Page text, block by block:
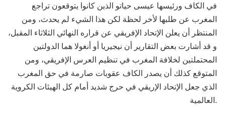
في الكاف ورئيسها عيسى حياتو الذين كانوا يتوقعون تراجع
المغرب عن طلبها لأخر لحظة لكن هذا الشيء لم يحدث، ومن
المنتظر أن يعلن الإتحاد الإفريقي عن قراره النهائي الثلاثاء المقبل،
و قد أشارت بعض التقارير أن نيجيريا أو أنغولا هما الدولتين
المحتملتين لخلافة المغرب في تنظيم العرس الإفريقي، ومن
المتوقع كذلك أن يصدر الكاف عقوبات صارمة في حق المغرب
الذي جعل الإتحاد الإريقي في حرج شديد أمام كل الهيئات الكروية
العالمية.